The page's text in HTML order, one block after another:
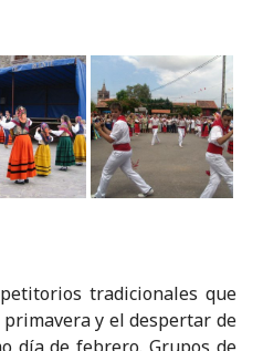
tradicionales que
y el despertar de